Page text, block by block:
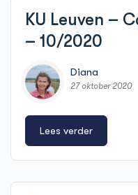
KU Leuven –
– 10/2020
Diana
27 oktober 2020
Lees verder